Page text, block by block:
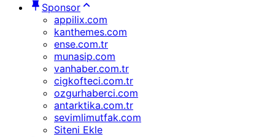
Sponsor
appilix.com
kanthemes.com
ense.com.tr
munasip.com
vanhaber.com.tr
cigkofteci.com.tr
ozgurhaberci.com
antarktika.com.tr
sevimlimutfak.com
Siteni Ekle